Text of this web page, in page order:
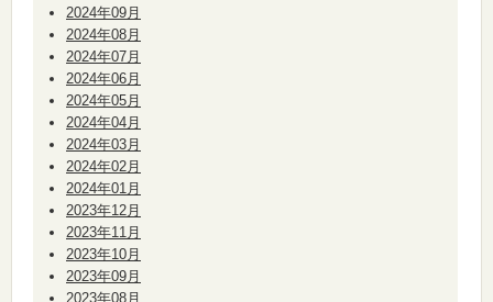
2024年09月
2024年08月
2024年07月
2024年06月
2024年05月
2024年04月
2024年03月
2024年02月
2024年01月
2023年12月
2023年11月
2023年10月
2023年09月
2023年08月